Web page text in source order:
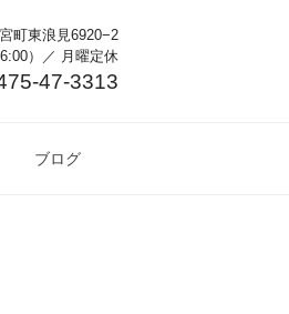
町東浪見6920−2
）／ 月曜定休
47-3313
ブログ